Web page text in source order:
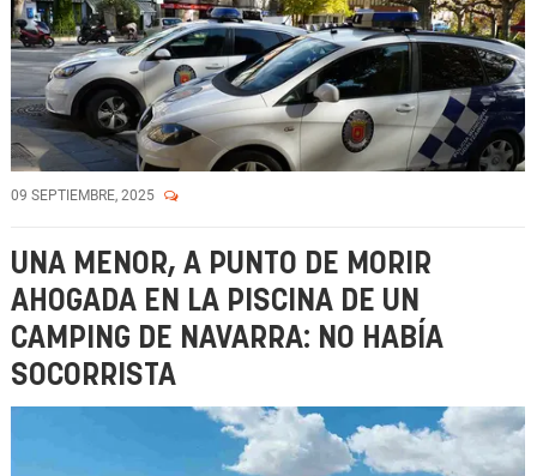
09 SEPTIEMBRE, 2025
UNA MENOR, A PUNTO DE MORIR
AHOGADA EN LA PISCINA DE UN
CAMPING DE NAVARRA: NO HABÍA
SOCORRISTA